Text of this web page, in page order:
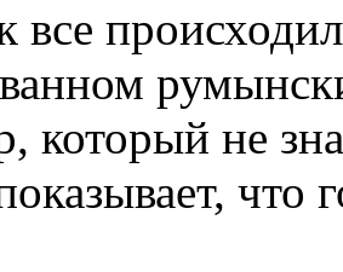
все
который не